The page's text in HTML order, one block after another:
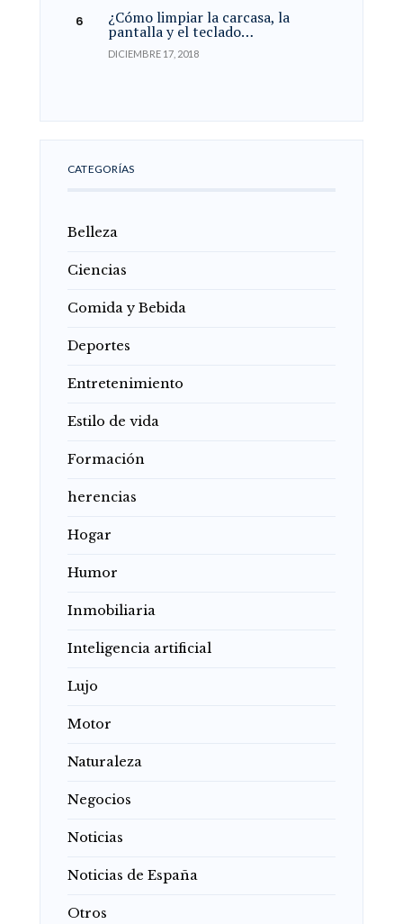
¿Cómo limpiar la carcasa, la
pantalla y el teclado…
DICIEMBRE 17, 2018
CATEGORÍAS
Belleza
Ciencias
Comida y Bebida
Deportes
Entretenimiento
Estilo de vida
Formación
herencias
Hogar
Humor
Inmobiliaria
Inteligencia artificial
Lujo
Motor
Naturaleza
Negocios
Noticias
Noticias de España
Otros